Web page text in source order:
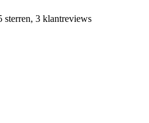
sterren, 3 klantreviews